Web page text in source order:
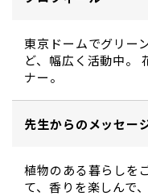
東京ドームでグリー
ど、幅広く活動中。
ナー。
先生からのメッセー
植物のある暮らしを
て、香りを楽しんで